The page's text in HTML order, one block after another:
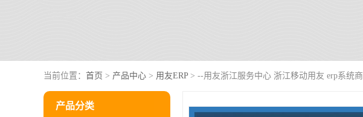
当前位置： 首页 > 产品中心 > 用友ERP > --用友浙江服务中心 浙江移动用友 erp系统商
产品分类